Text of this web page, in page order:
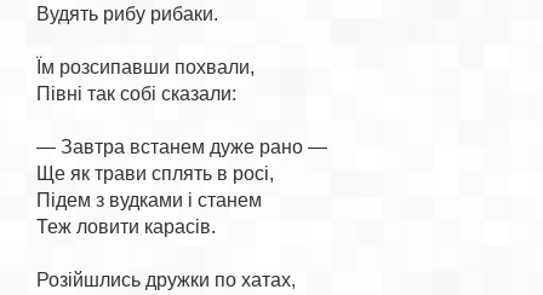
Вудять рибу рибаки.
Їм розсипавши похвали,
Півні так собі сказали:
— Завтра встанем дуже рано —
Ще як трави сплять в росі,
Підем з вудками і станем
Теж ловити карасів.
Розійшлись дружки по хатах,